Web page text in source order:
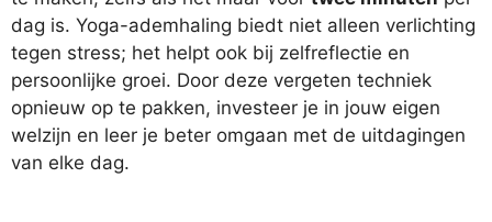
dag is. Yoga-ademhaling biedt niet alleen verlichting
tegen stress; het helpt ook bij zelfreflectie en
persoonlijke groei. Door deze vergeten techniek
opnieuw op te pakken, investeer je in jouw eigen
welzijn en leer je beter omgaan met de uitdagingen
van elke dag.